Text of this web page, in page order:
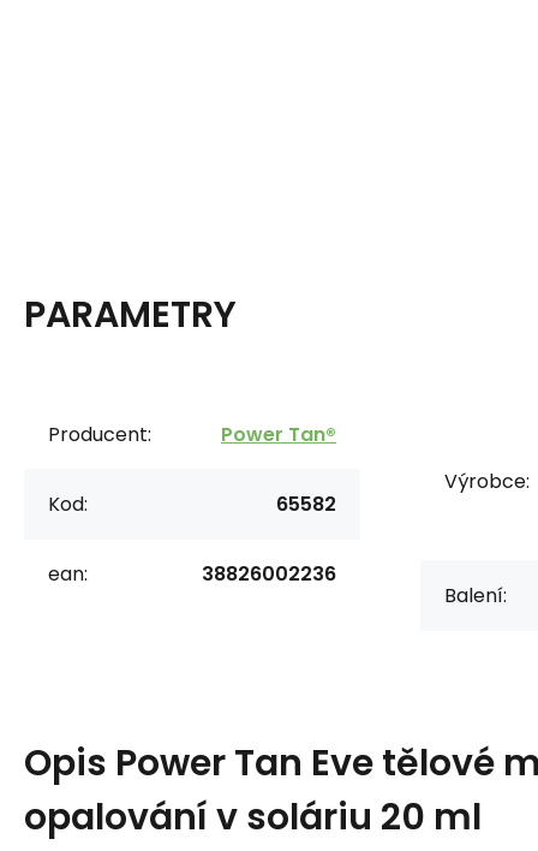
PARAMETRY
Producent: Power Tan®
Kod: 65582
ean: 38826002236
Výrobce:
Balení:
Opis Power Tan Eve tělové
opalování v soláriu 20 ml